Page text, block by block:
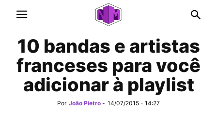
10 bandas e artistas
franceses para você
adicionar à playlist
Por João Pietro - 14/07/2015 - 14:27